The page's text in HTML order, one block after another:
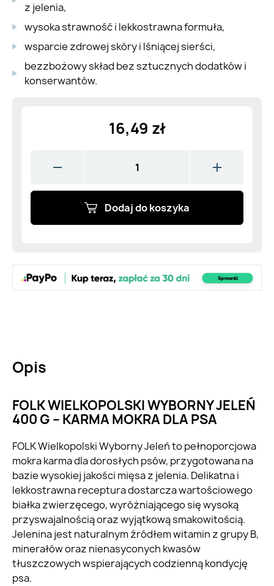
z jelenia,
wysoka strawność i lekkostrawna formuła,
wsparcie zdrowej skóry i lśniącej sierści,
bezzbożowy skład bez sztucznych dodatków i
konserwantów.
16,49 zł
Dodaj do koszyka
Opis
FOLK WIELKOPOLSKI WYBORNY JELEŃ
400 G – KARMA MOKRA DLA PSA
FOLK Wielkopolski Wyborny Jeleń to pełnoporcjowa
mokra karma dla dorosłych psów, przygotowana na
bazie wysokiej jakości mięsa z jelenia. Delikatna i
lekkostrawna receptura dostarcza wartościowego
białka zwierzęcego, wyróżniającego się wysoką
przyswajalnością oraz wyjątkową smakowitością.
Jelenina jest naturalnym źródłem witamin z grupy B,
minerałów oraz nienasyconych kwasów
tłuszczowych wspierających codzienną kondycję
psa.